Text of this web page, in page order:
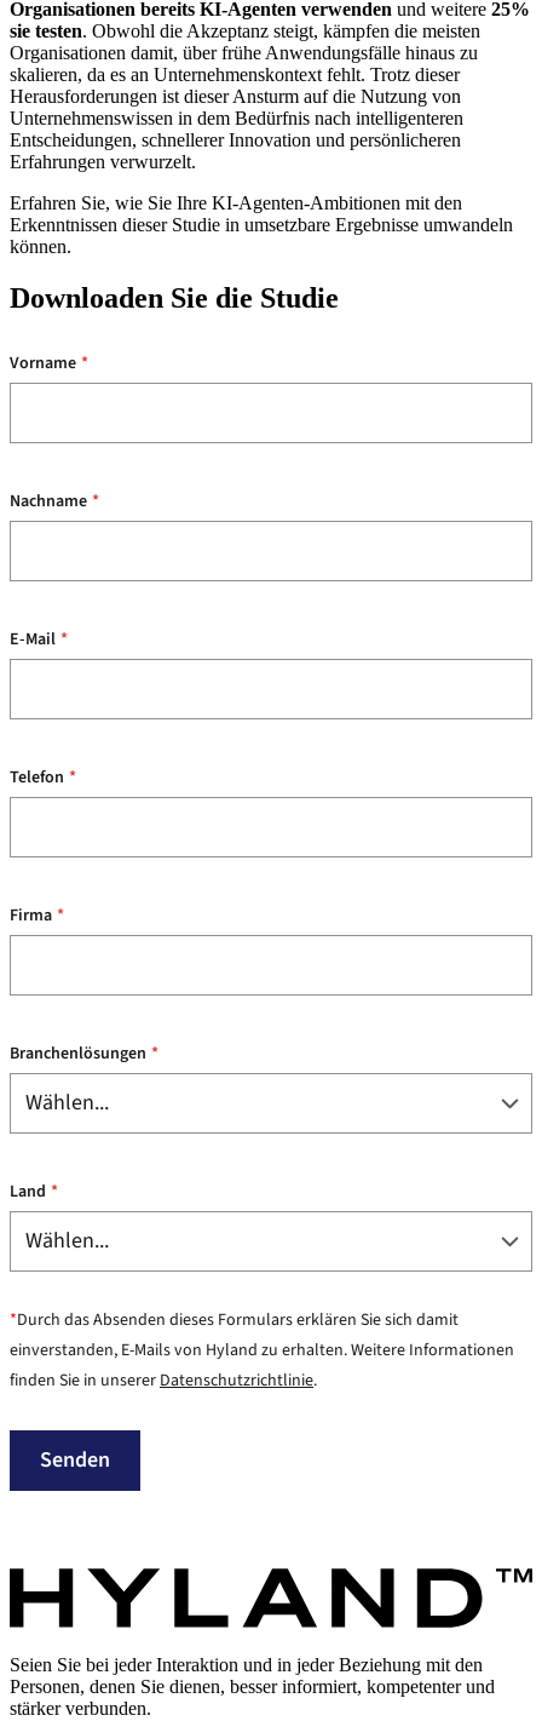
Organisationen bereits KI-Agenten verwenden und weitere 25%
sie testen. Obwohl die Akzeptanz steigt, kämpfen die meisten
Organisationen damit, über frühe Anwendungsfälle hinaus zu
skalieren, da es an Unternehmenskontext fehlt. Trotz dieser
Herausforderungen ist dieser Ansturm auf die Nutzung von
Unternehmenswissen in dem Bedürfnis nach intelligenteren
Entscheidungen, schnellerer Innovation und persönlicheren
Erfahrungen verwurzelt.
Erfahren Sie, wie Sie Ihre KI-Agenten-Ambitionen mit den
Erkenntnissen dieser Studie in umsetzbare Ergebnisse umwandeln
können.
Downloaden Sie die Studie
*
Vorname
*
Nachname
*
E-Mail
*
Telefon
*
Firma
*
Branchenlösungen
*
Land
*Durch das Absenden dieses Formulars erklären Sie sich damit
einverstanden, E-Mails von Hyland zu erhalten. Weitere Informationen
finden Sie in unserer Datenschutzrichtlinie.
Senden
Seien Sie bei jeder Interaktion und in jeder Beziehung mit den
Personen, denen Sie dienen, besser informiert, kompetenter und
stärker verbunden.